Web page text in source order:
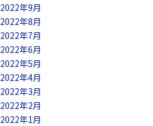
2022年9月
2022年8月
2022年7月
2022年6月
2022年5月
2022年4月
2022年3月
2022年2月
2022年1月